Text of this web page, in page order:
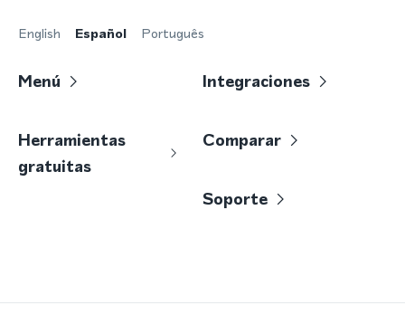
English Español Português
Menú Integraciones
Herramientas
gratuitas
Comparar
Soporte